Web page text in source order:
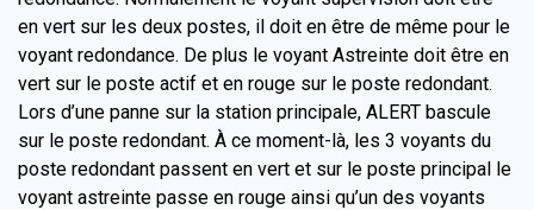
en vert sur les deux postes, il doit en être de même pour le
voyant redondance. De plus le voyant Astreinte doit être en
vert sur le poste actif et en rouge sur le poste redondant.
Lors d’une panne sur la station principale, ALERT bascule
sur le poste redondant. À ce moment-là, les 3 voyants du
poste redondant passent en vert et sur le poste principal le
voyant astreinte passe en rouge ainsi qu’un des voyants